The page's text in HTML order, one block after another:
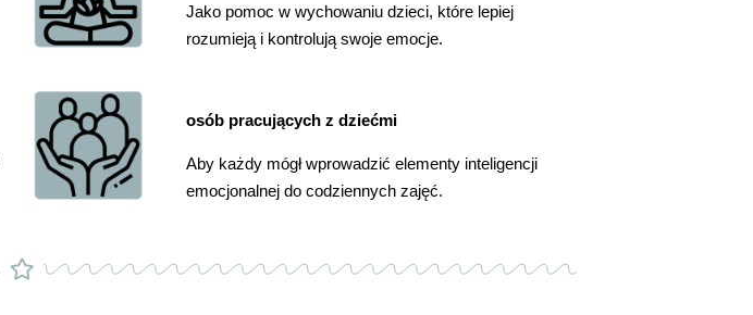
Jako pomoc w wychowaniu dzieci, które lepiej
rozumieją i kontrolują swoje emocje.
osób pracujących z dziećmi
Aby każdy mógł wprowadzić elementy inteligencji
emocjonalnej do codziennych zajęć.